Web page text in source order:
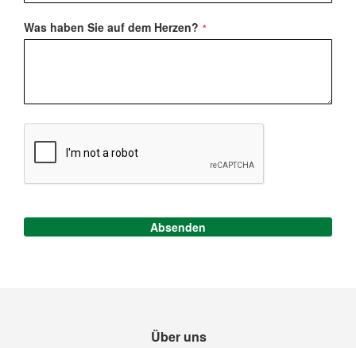
Was haben Sie auf dem Herzen?
Absenden
Über uns